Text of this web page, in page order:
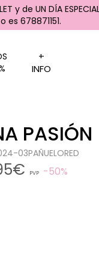
y de UN DÍA
es 678871151.
+
INFO
PASIÓN
03PAÑUELORED
PVP 50%